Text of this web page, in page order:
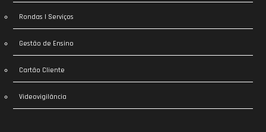
Rondas | Serviços
Gestão de Ensino
Cartão Cliente
Videovigilância